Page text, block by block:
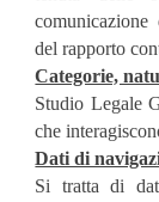
del rapporto
Categorie,
Studio Legale
che
Dati di
Si tratta di